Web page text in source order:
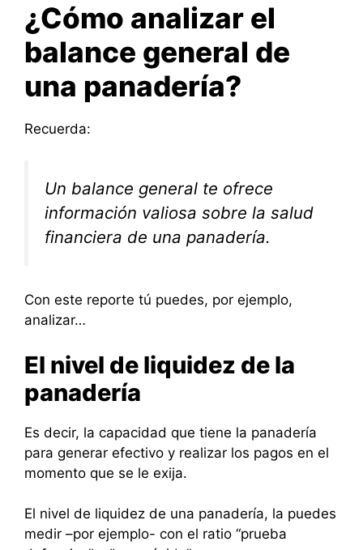
¿Cómo analizar el
balance general de
una panadería?
Recuerda:
Un balance general te ofrece
información valiosa sobre la salud
financiera de una panadería.
Con este reporte tú puedes, por ejemplo,
analizar…
El nivel de liquidez de la
panadería
Es decir, la capacidad que tiene la panadería
para generar efectivo y realizar los pagos en el
momento que se le exija.
El nivel de liquidez de una panadería, la puedes
medir –por ejemplo- con el ratio “prueba